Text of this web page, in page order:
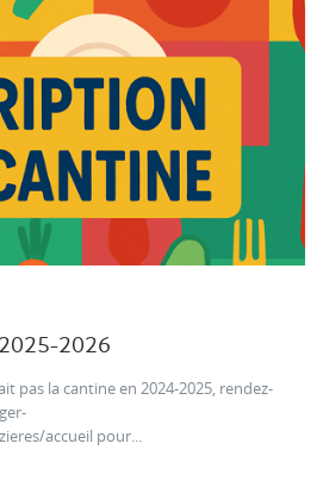
2026
pas la cantine en 2024-2025, rendez-
accueil pour...